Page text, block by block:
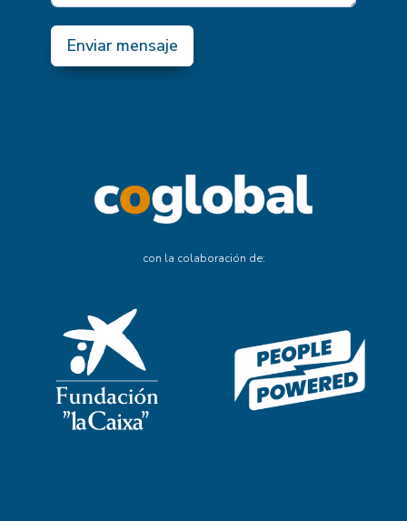
Enviar mensaje
con la colaboración de: